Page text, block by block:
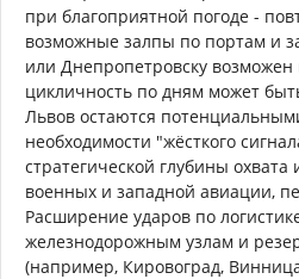
при благоприятной погоде -
возможные залпы по портам и
или Днепропетровску
цикличность по дням может
Львов остаются
необходимости "жёсткого
стратегической глубины
военных и западной авиации,
Расширение ударов по
железнодорожным узлам и
(например, Кировоград,